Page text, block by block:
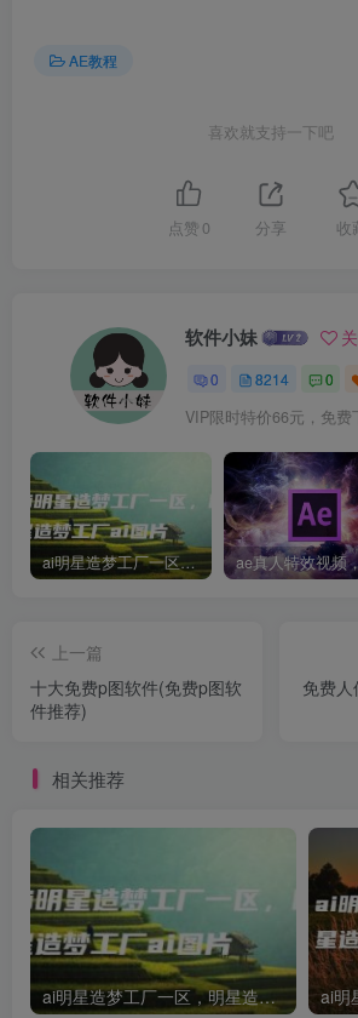
AE教程
喜欢就支持一下吧
点赞 0 分享 收
软件小妹
0 8214 0
VIP限时特价66元，免费
ai明星造梦工厂一区，明星造梦工厂ai图片
上一篇
十大免费p图软件(免费p图软
件推荐)
免费
相关推荐
ai明星造梦工厂一区，明星造梦工厂ai图片